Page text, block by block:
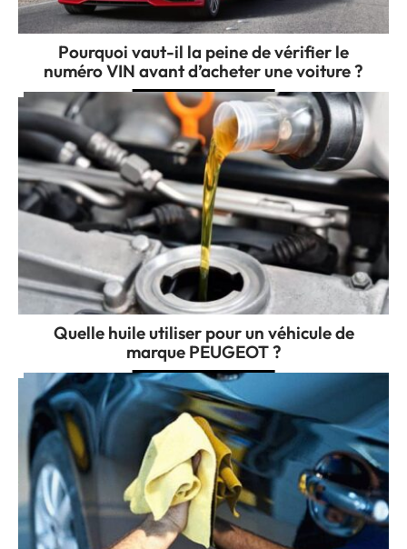
Pourquoi vaut-il la peine de vérifier le
numéro VIN avant d’acheter une voiture ?
Quelle huile utiliser pour un véhicule de
marque PEUGEOT ?